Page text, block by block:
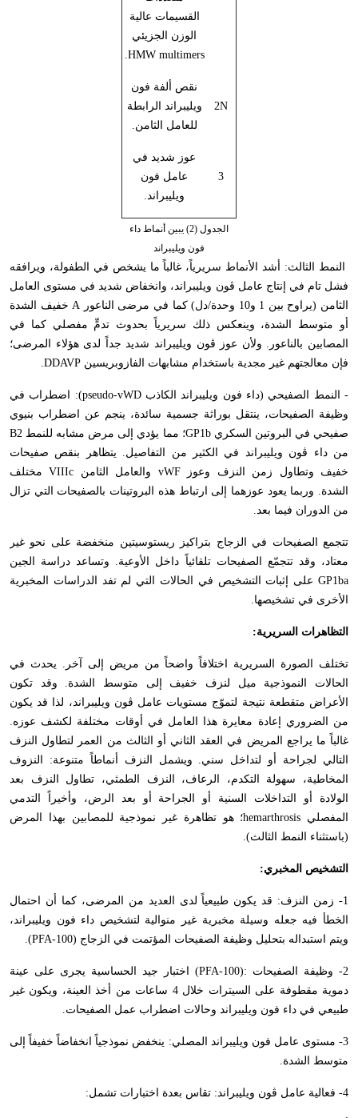
القسيمات عالية
الوزن الجزيئي
HMW multimers
.
2N
نقص ألفة فون
ويليبراند الرابطة
للعامل الثامن.
3
عوز شديد في
عامل فون
ويليبراند.
الجدول (2) يبين أنماط داء
فون ويليبراند
النمط الثالث: أشد الأنماط سريرياً، غالباً ما يشخص في الطفولة، ويرافقه
فشل تام في إنتاج عامل ڤون ويليبراند، وانخفاض شديد في مستوى العامل
الثامن (يراوح بين 1 و10 وحدة/دل) كما في مرضى الناعور
Aخفيف الشدة
أو متوسط الشدة، وينعكس ذلك سريرياً بحدوث تدمٍّ مفصلي كما في
المصابين بالناعور. ولأن عوز ڤون ويليبراند شديد جداً لدى هؤلاء المرضى؛
فإن معالجتهم غير مجدية باستخدام مشابهات الفازوبريسين DDAVP
.
- النمط الصفيحي (داء فون ويليبراند الكاذبpseudo-vWD): اضطراب في
وظيفة الصفيحات، ينتقل بوراثة جسمية سائدة، ينجم عن اضطراب بنيوي
صفيحي في البروتين السكريGP1b؛ مما يؤدي إلى مرض مشابه للنمط 2
B
من داء ڤون ويليبراند في الكثير من التفاصيل. يتظاهر بنقص صفيحات
خفيف وتطاول زمن النزف وعوزvWF والعامل الثامن VIIIcمختلف
الشدة. وربما يعود عوزهما إلى ارتباط هذه البروتينات بالصفيحات التي تزال
من الدوران فيما بعد.
تتجمع الصفيحات في الزجاج بتراكيز ريستوسيتين منخفضة على نحو غير
معتاد، وقد تتجمّع الصفيحات تلقائياً داخل الأوعية. وتساعد دراسة الجين
GP1ba على إثبات التشخيص في الحالات التي لم تفد الدراسات المخبرية
الأخرى في تشخيصها.
التظاهرات السريرية:
تختلف الصورة السريرية اختلافاً واضحاً من مريض إلى آخر. يحدث في
الحالات النموذجية ميل لنزف خفيف إلى متوسط الشدة. وقد تكون
الأعراض متقطعة نتيجة لتموّج مستويات عامل ڤون ويليبراند، لذا قد يكون
من الضروري إعادة معايرة هذا العامل في أوقات مختلفة لكشف عوزه.
غالباً ما يراجع المريض في العقد الثاني أو الثالث من العمر لتطاول النزف
التالي لجراحة أو لتداخل سني. ويشمل النزف أنماطاً متنوعة: النزوف
المخاطية، سهولة التكدم، الرعاف، النزف الطمثي، تطاول النزف بعد
الولادة أو التداخلات السنية أو الجراحة أو بعد الرض، وأخيراً التدمي
المفصلي hemarthrosis؛ هو تظاهرة غير نموذجية للمصابين بهذا المرض
(باستثناء النمط الثالث).
التشخيص المخبري:
1- زمن النزف: قد يكون طبيعياً لدى العديد من المرضى، كما أن احتمال
الخطأ فيه جعله وسيلة مخبرية غير منوالية لتشخيص داء فون ويليبراند،
ويتم استبداله بتحليل وظيفة الصفيحات المؤتمت في الزجاج (PFA-100
).
2- وظيفة الصفيحات :( PFA-100) اختبار جيد الحساسية يجرى على عينة
دموية مقطوفة على السيترات خلال 4 ساعات من أخذ العينة، ويكون غير
طبيعي في داء فون ويليبراند وحالات اضطراب عمل الصفيحات.
3- مستوى عامل فون ويليبراند المصلي: ينخفض نموذجياً انخفاضاً خفيفاً إلى
متوسط الشدة.
4- فعالية عامل ڤون ويليبراند: تقاس بعدة اختبارات تشمل: